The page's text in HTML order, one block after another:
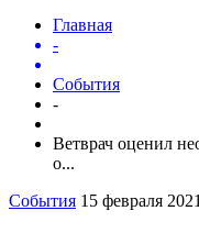
Главная
-
События
-
Ветврач оценил
о...
События 15 февраля